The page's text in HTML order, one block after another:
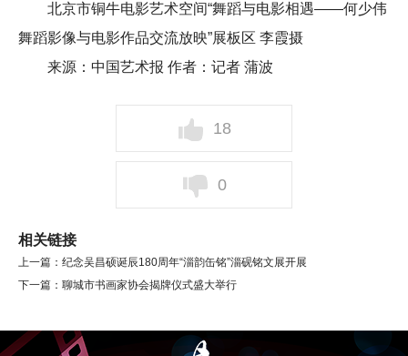
北京市铜牛电影艺术空间“舞蹈与电影相遇——何少伟
舞蹈影像与电影作品交流放映”展板区 李霞摄
来源：中国艺术报 作者：记者 蒲波
18
0
相关链接
上一篇： 纪念吴昌硕诞辰180周年“淄韵缶铭”淄砚铭文展开展
下一篇： 聊城市书画家协会揭牌仪式盛大举行